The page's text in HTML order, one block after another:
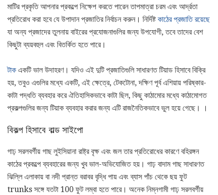
মাটির প্রকৃতি আপনার প্রকল্পে নিক্ষেপ করতে পারেন তাপমাত্রা চরম এবং আর্দ্রতা
প্রতিরোধ করা হবে যে উপাদান প্রজাতির নির্বাচন করুন। নির্দিষ্টকাঠের প্রজাতি রয়েছে
যা অন্য প্রজাদের তুলনায় বাইরের প্রযোজনাগুলির জন্য উপযোগী, তবে তাদের বেশ
কিছুটা ব্যয়বহুল এবং বিতর্কিত হতে পারে।
টাক একটি ভাল উদাহরণ। যদিও এই দুটি প্রজাতিগুলি সাধারণত টিয়াড হিসাবে বিক্রি
হয়, তবুও এগুলির মধ্যে একটি, এই ক্ষেত্রে, টেকটোনা, দক্ষিণ পূর্ব এশিয়ায় পরিষ্কার-
কাটা পদ্ধতি ব্যবহার করে ঐতিহাসিকভাবে কাটা ছিল, কিছু কাঠামোর মধ্যে কাঠামোগত
প্রকল্পগুলির জন্য টিয়াক ব্যবহার করার জন্য এটি রাজনৈতিকভাবে ভুল হয়ে গেছে। ।
বিকল্প হিসাবে বাল্ড সাইপো
গাঢ় সরলবর্গীয় গাছ লুইসিয়ানা রাষ্ট্র বৃক্ষ এবং জল তার প্রতিরোধের কারণে বহিরঙ্গন
কাঠের প্রকল্পে ব্যবহারের জন্য খুব ভাল-অভিযোজিত হয়। গাঢ় বাদাম গাছ সাধারণত
ঝিল্লি এলাকায় বা নদী প্রান্ত বরাবর বৃদ্ধি পায় এবং ব্যাস পাঁচ থেকে ছয় ফুট
trunks সঙ্গে যতটা 100 ফুট লম্বা হতে পারে। অনেক নিম্নগামী গাঢ় সরলবর্গীয়